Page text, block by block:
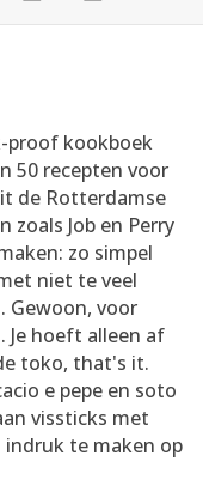
proof kookboek
50 recepten voor
de Rotterdamse
zoals Job en Perry
zo simpel
niet te veel
Gewoon, voor
Je hoeft alleen af
toko, that's it.
e pepe en soto
vissticks met
te maken op